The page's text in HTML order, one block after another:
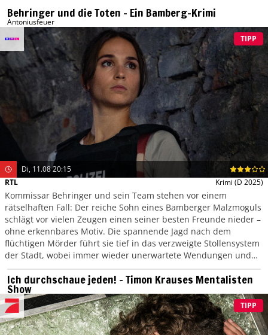
Behringer und die Toten – Ein Bamberg-Krimi
Antoniusfeuer
TIPP
Di, 11.08 20:15
RTL
Krimi (D 2025)
Kommissar Behringer und sein Team stehen vor einem
rätselhaften Fall: Der reiche Sohn eines Bamberger Malzmoguls
schlägt vor vielen Zeugen einen seiner besten Freunde nieder –
ohne erkennbares Motiv. Die spannende Jagd nach dem
flüchtigen Mörder führt sie tief in das verzweigte Stollensystem
der Stadt, wobei immer wieder unerwartete Wendungen und
neue Geheimnisse ans Licht kommen.
Ich durchschaue jeden! – Timon Krauses Mentalisten
Show
TIPP